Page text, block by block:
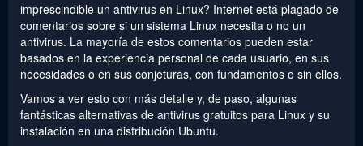
imprescindible un antivirus en Linux? Internet está plagado de
comentarios sobre si un sistema Linux necesita o no un
antivirus. La mayoría de estos comentarios pueden estar
basados en la experiencia personal de cada usuario, en sus
necesidades o en sus conjeturas, con fundamentos o sin ellos.
Vamos a ver esto con más detalle y, de paso, algunas
fantásticas alternativas de antivirus gratuitos para Linux y su
instalación en una distribución Ubuntu.